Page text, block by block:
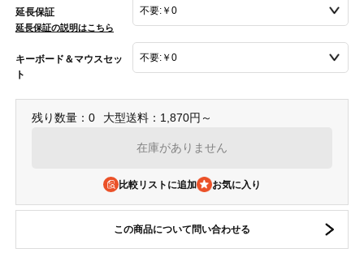
延長保証
延長保証の説明はこちら
キーボード＆マウスセッ
ト
残り数量：0 大型送料：1,870円～
在庫がありません
比較リストに追加
この商品について問い合わせる